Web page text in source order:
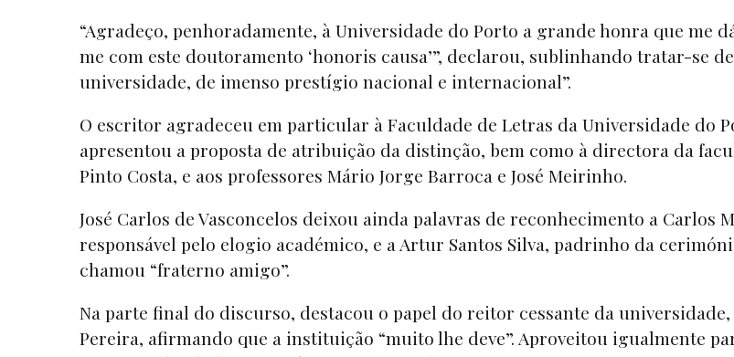
“Agradeço, penhoradamente, à Universidade do Porto a grande honra que me
me com este doutoramento ‘honoris causa’”, declarou, sublinhando tratar-se
universidade, de imenso prestígio nacional e internacional”.
O escritor agradeceu em particular à Faculdade de Letras da Universidade do
apresentou a proposta de atribuição da distinção, bem como à directora da
Pinto Costa, e aos professores Mário Jorge Barroca e José Meirinho.
José Carlos de Vasconcelos deixou ainda palavras de reconhecimento a Carlos
responsável pelo elogio académico, e a Artur Santos Silva, padrinho da
chamou “fraterno amigo”.
Na parte final do discurso, destacou o papel do reitor cessante da universidade,
Pereira, afirmando que a instituição “muito lhe deve”. Aproveitou igualmente